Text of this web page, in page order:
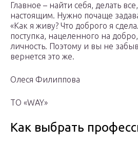
Главное – найти себя, делать
настоящим. Нужно почаще
«Как я живу? Что доброго я
поступка, нацеленного на
личность. Поэтому и вы не
вернется это же.
Олеся Филиппова
TO «WAY»
Как выбрать